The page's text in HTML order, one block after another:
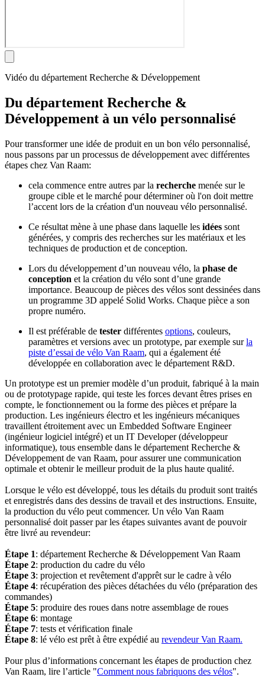
Vidéo du département Recherche & Développement
Du département Recherche &
Développement à un vélo personnalisé
Pour transformer une idée de produit en un bon vélo personnalisé,
nous passons par un processus de développement avec différentes
étapes chez Van Raam:
cela commence entre autres par la recherche menée sur le
groupe cible et le marché pour déterminer où l'on doit mettre
l’accent lors de la création d'un nouveau vélo personnalisé.
Ce résultat mène à une phase dans laquelle les idées sont
générées, y compris des recherches sur les matériaux et les
techniques de production et de conception.
Lors du développement d’un nouveau vélo, la phase de
conception et la création du vélo sont d’une grande
importance. Beaucoup de pièces des vélos sont dessinées dans
un programme 3D appelé Solid Works. Chaque pièce a son
propre numéro.
Il est préférable de tester différentes options, couleurs,
paramètres et versions avec un prototype, par exemple surla
piste d’essai de vélo Van Raam, qui a également été
développée en collaboration avec le département R&D.
Un prototype est un premier modèle d’un produit, fabriqué à la main
ou de prototypage rapide, qui teste les forces devant êtres prises en
compte, le fonctionnement ou la forme des pièces et prépare la
production. Les ingénieurs électro et les ingénieurs mécaniques
travaillent étroitement avec un Embedded Software Engineer
(ingénieur logiciel intégré) et un IT Developer (développeur
informatique), tous ensemble dans le département Recherche &
Développement de van Raam, pour assurer une communication
optimale et obtenir le meilleur produit de la plus haute qualité.
Lorsque le vélo est développé, tous les détails du produit sont traités
et enregistrés dans des dessins de travail et des instructions. Ensuite,
la production du vélo peut commencer. Un vélo Van Raam
personnalisé doit passer par les étapes suivantes avant de pouvoir
être livré au revendeur:
Étape 1: département Recherche & Développement Van Raam
Étape 2: production du cadre du vélo
Étape 3: projection et revêtement d'apprêt sur le cadre à vélo
Étape 4: récupération des pièces détachées du vélo (préparation des
commandes)
Étape 5: produire des roues dans notre assemblage de roues
Étape 6: montage
Étape 7: tests et vérification finale
Étape 8: lé vélo est prêt à être expédié au revendeur Van Raam.
Pour plus d’informations concernant les étapes de production chez
Van Raam, lire l’article "Comment nous fabriquons des vélos".